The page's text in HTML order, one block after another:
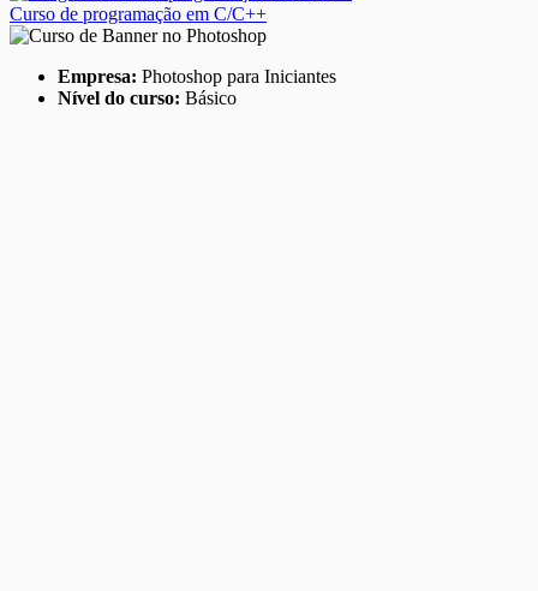
Curso de programação em C/C++
Empresa: Photoshop para Iniciantes
Nível do curso: Básico